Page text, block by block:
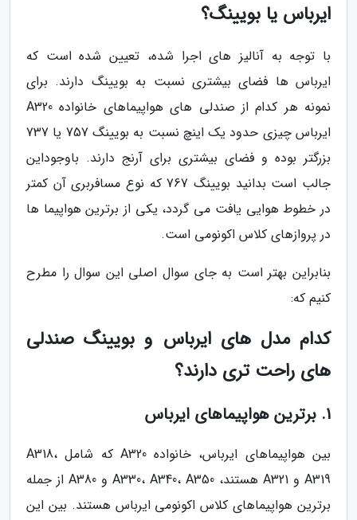
ایرباس یا بویینگ؟
با توجه به آنالیز های اجرا شده، تعیین شده است که
ایرباس ها فضای بیشتری نسبت به بویینگ دارند. برای
نمونه هر کدام از صندلی های هواپیماهای خانواده A320
ایرباس چیزی حدود یک اینچ نسبت به بویینگ 757 یا 737
بزرگتر بوده و فضای بیشتری برای آرنج دارند. باوجوداین
جالب است بدانید بویینگ 767 که نوع مسافربری آن کمتر
در خطوط هوایی یافت می گردد، یکی از برترین هواپیما ها
در پروازهای کلاس اکونومی است.
بنابراین بهتر است به جای سوال اصلی این سوال را مطرح
کنیم که:
کدام مدل های ایرباس و بویینگ صندلی
های راحت تری دارند؟
1. برترین هواپیماهای ایرباس
بین هواپیماهای ایرباس، خانواده A320 که شامل A318،
A319 و A321 هستند، A330، A340، A350 و A380 از جمله
برترین هواپیماهای کلاس اکونومی ایرباس هستند. بین این